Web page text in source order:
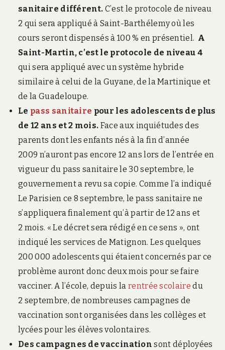
sanitaire différent. C’est le protocole de niveau
2 qui sera appliqué à Saint-Barthélemy où les
cours seront dispensés à 100 % en présentiel. A
Saint-Martin, c’est le protocole de niveau 4
qui sera appliqué avec un système hybride
similaire à celui de la Guyane, de la Martinique et
de la Guadeloupe.
Le pass sanitaire pour les adolescents de plus
de 12 ans et 2 mois. Face aux inquiétudes des
parents dont les enfants nés à la fin d’année
2009 n’auront pas encore 12 ans lors de l’entrée en
vigueur du pass sanitaire le 30 septembre, le
gouvernement a revu sa copie. Comme l’a indiqué
Le Parisien ce 8 septembre, le pass sanitaire ne
s’appliquera finalement qu’à partir de 12 ans et
2 mois. « Le décret sera rédigé en ce sens », ont
indiqué les services de Matignon. Les quelques
200 000 adolescents qui étaient concernés par ce
problème auront donc deux mois pour se faire
vacciner. A l’école, depuis la rentrée scolaire du
2 septembre, de nombreuses campagnes de
vaccination sont organisées dans les collèges et
lycées pour les élèves volontaires.
Des campagnes de vaccinationsont déployées